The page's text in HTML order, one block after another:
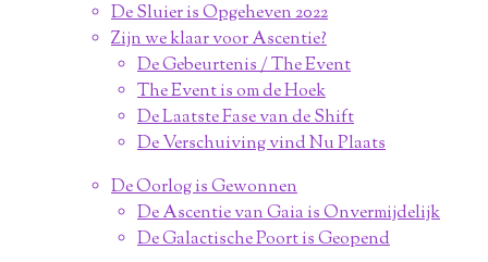
De Sluier is Opgeheven 2022
Zijn we klaar voor Ascentie?
De Gebeurtenis / The Event
The Event is om de Hoek
De Laatste Fase van de Shift
De Verschuiving vind Nu Plaats
De Oorlog is Gewonnen
De Ascentie van Gaia is Onvermijdelijk
De Galactische Poort is Geopend